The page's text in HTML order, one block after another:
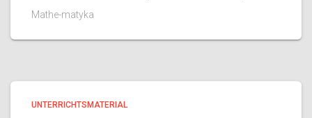
Mathe-matyka
UNTERRICHTSMATERIAL